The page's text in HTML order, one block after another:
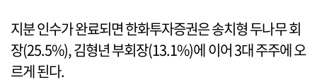
지분 인수가 완료되면 한화투자증권은 송치형 두나무 회
장(25.5%), 김형년 부회장(13.1%)에 이어 3대 주주에 오
르게 된다.